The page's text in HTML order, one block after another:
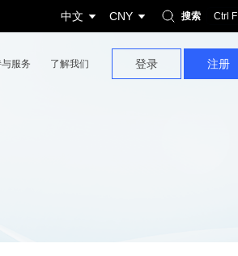
中文 CNY 搜索 Ctrl F
服务 了解我们 登录 注册